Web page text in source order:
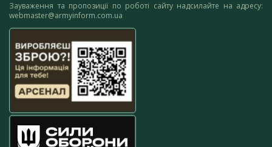
Зауваження та пропозиції по роботі сайту надсилайте на адресу:
webmaster@armyinform.com.ua